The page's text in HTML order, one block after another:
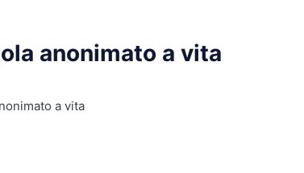
anonimato a vita
a vita